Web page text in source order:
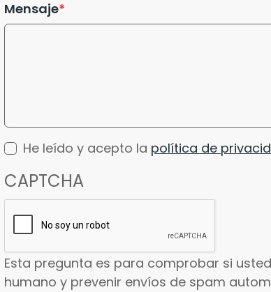
Mensaje
He leído y acepto la política de
CAPTCHA
Esta pregunta es para comprobar si
humano y prevenir envíos de spam